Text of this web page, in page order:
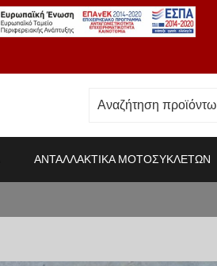
ΑΝΤΑΛΛΑΚΤΙΚΑ ΜΟΤΟΣΥΚΛΕΤΩΝ